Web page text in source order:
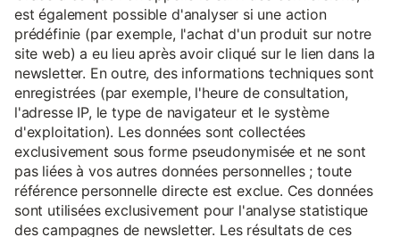
est également possible d'analyser si une action
prédéfinie (par exemple, l'achat d'un produit sur notre
site web) a eu lieu après avoir cliqué sur le lien dans la
newsletter. En outre, des informations techniques sont
enregistrées (par exemple, l'heure de consultation,
l'adresse IP, le type de navigateur et le système
d'exploitation). Les données sont collectées
exclusivement sous forme pseudonymisée et ne sont
pas liées à vos autres données personnelles ; toute
référence personnelle directe est exclue. Ces données
sont utilisées exclusivement pour l'analyse statistique
des campagnes de newsletter. Les résultats de ces